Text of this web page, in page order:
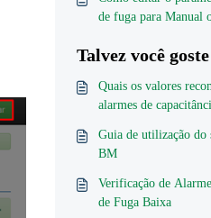
de fuga para Manual
Talvez você
Quais os valores
alarmes de
Guia de utilização do
BM
Verificação de
de Fuga Baixa